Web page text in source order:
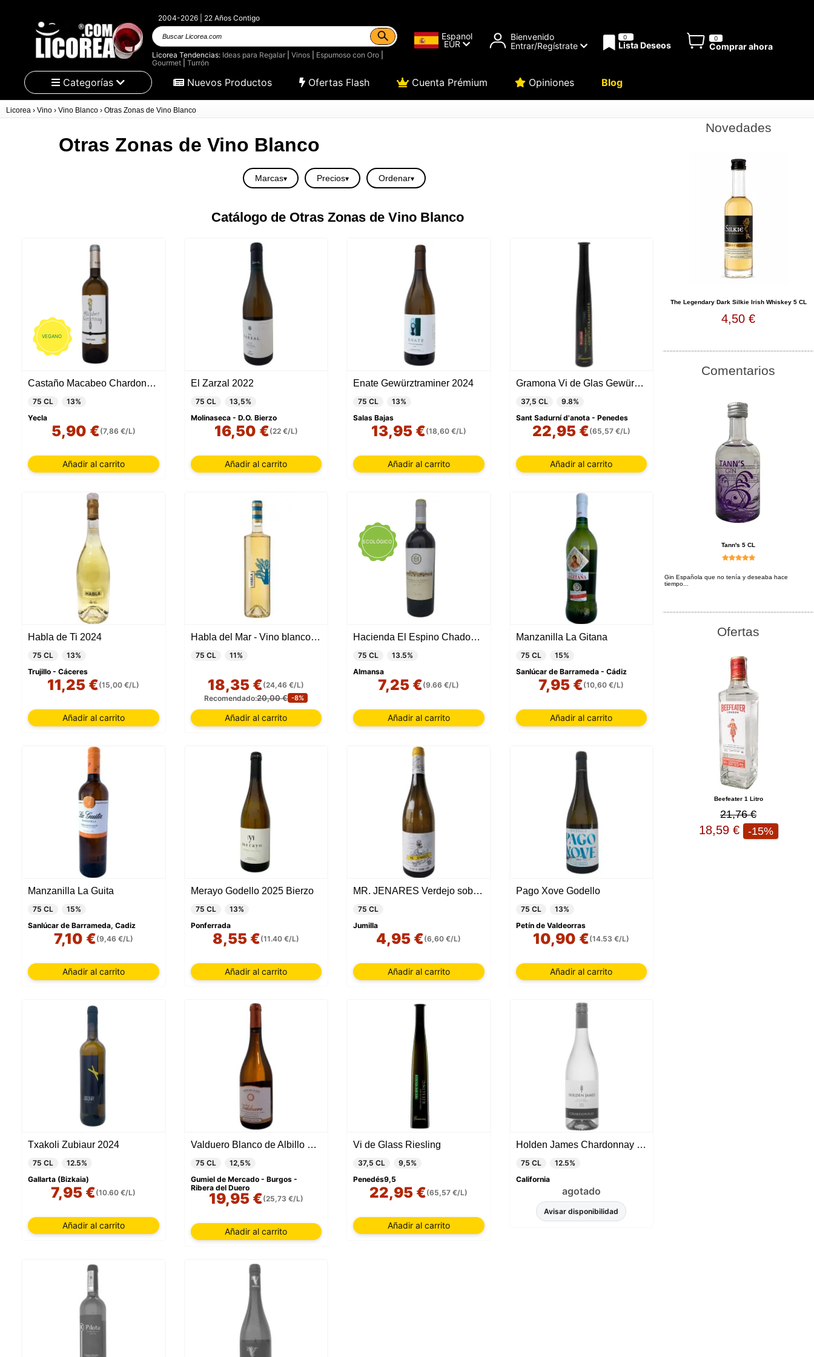
2004-2026 | 22 Años Contigo
Buscar
Licorea.com
Licorea Tendencias: Ideas para Regalar| Vinos| Espumoso con Oro|
Gourmet| Turrón
Espanol
EUR
Bienvenido
Entrar/Regístrate
0
Lista Deseos
0
Comprar ahora
Categorías Nuevos Productos Ofertas Flash Cuenta Prémium Opiniones Blog
Licorea › Vino › Vino Blanco › Otras Zonas de Vino Blanco
Otras Zonas de Vino Blanco
Marcas Precios Ordenar
Catálogo de Otras Zonas de Vino Blanco
VEGANO
Castaño Macabeo Chardonnay 2023
75 CL
13%
Yecla
5,90 €(7,86 €/L)
Añadir al carrito
El Zarzal 2022
75 CL
13,5%
Molinaseca - D.O. Bierzo
16,50 €(22 €/L)
Añadir al carrito
Enate Gewürztraminer 2024
75 CL
13%
Salas Bajas
13,95 €(18,60 €/L)
Añadir al carrito
Gramona Vi de Glas Gewürztraminer
37,5 CL
9.8%
Sant Sadurní d'anota - Penedes
22,95 €(65,57 €/L)
Añadir al carrito
Habla de Ti 2024
75 CL
13%
Trujillo - Cáceres
11,25 €(15,00 €/L)
Añadir al carrito
Habla del Mar - Vino blanco submarino
75 CL 11%
18,35 €(24,46 €/L)
Recomendado:20,00 € -8%
Añadir al carrito
ECOLÓGICO
Hacienda El Espino Chadonnay Barrica 2022
75 CL
13.5%
Almansa
7,25 €(9.66 €/L)
Añadir al carrito
Manzanilla La Gitana
75 CL
15%
Sanlúcar de Barrameda - Cádiz
7,95 €(10,60 €/L)
Añadir al carrito
Manzanilla La Guita
75 CL
15%
Sanlúcar de Barrameda, Cadiz
7,10 €(9,46 €/L)
Añadir al carrito
Merayo Godello 2025 Bierzo
75 CL
13%
Ponferrada
8,55 €(11.40 €/L)
Añadir al carrito
MR. JENARES Verdejo sobre lias 2025
75 CL
Jumilla
4,95 €(6,60 €/L)
Añadir al carrito
Pago Xove Godello
75 CL
13%
Petín de Valdeorras
10,90 €(14.53 €/L)
Añadir al carrito
Txakoli Zubiaur 2024
75 CL
12.5%
Gallarta (Bizkaia)
7,95 €(10.60 €/L)
Añadir al carrito
Valduero Blanco de Albillo 2024
75 CL
12,5%
Gumiel de Mercado - Burgos -
Ribera del Duero
19,95 €(25,73 €/L)
Añadir al carrito
Vi de Glass Riesling
37,5 CL
9,5%
Penedés9,5
22,95 €(65,57 €/L)
Añadir al carrito
Holden James Chardonnay 2022
75 CL
12.5%
California
agotado
Avisar disponibilidad
Novedades
The Legendary Dark Silkie Irish Whiskey 5 CL
4,50 €
Comentarios
Tann's 5 CL
Gin Española que no tenía y deseaba hace
tiempo...
Ofertas
Beefeater 1 Litro
21,76 €
18,59 € -15%
Nuestro sitio web utiliza cookies capaces de leer, almacenar y escribir
información en su navegador y en su dispositivo. La información procesada
por estas tecnologías incluye datos relacionados con su cuenta de usuario,
que pueden incluir identificadores personales (por ejemplo, dirección IP y